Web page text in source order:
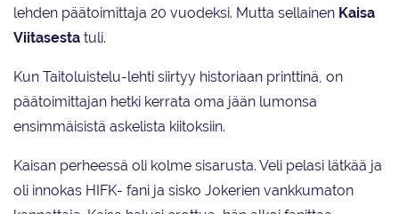
lehden päätoimittaja 20 vuodeksi. Mutta sellainen Kaisa
Viitasesta tuli.
Kun Taitoluistelu-lehti siirtyy historiaan printtinä, on
päätoimittajan hetki kerrata oma jään lumonsa
ensimmäisistä askelista kiitoksiin.
Kaisan perheessä oli kolme sisarusta. Veli pelasi lätkää ja
oli innokas HIFK- fani ja sisko Jokerien vankkumaton